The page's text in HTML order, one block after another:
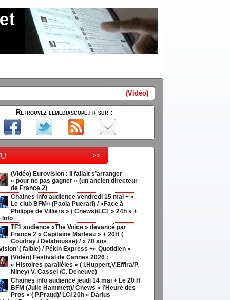
(Vidéo) Eurovision : Il fallait s'arranger "pour ne pas
Retrouvez lemediascope.fr sur :
>>
(Vidéo) Eurovision : Il fallait s’arranger
« pour ne pas gagner » (un ancien directeur
de France 2)
Chaines info audience vendredi 15 mai + «
Le club BFM» (Paola Puerari) / «Face à
Philippe de Villiers » ( Cnews)/LCI » 24h » +
Info
TF1 audience «The Voice » devancé par
France 2 « Capitaine Marleau » + 20H (
Coudray / Delahousse) / « 70 ans
( faible) / Pékin Express +« Quotidien »
(Vidéo) Festival de Cannes 2026 :
« Histoires parallèles » ( I.Huppert,V.Effira/P.
Niney/ V. Cassel /C. Deneuve)
Chaines info audience jeudi 14 mai + Le 20 H
BFM (Julie Hammett)/ Cnews « l’Heure des
Pros » ( P.Praud)/ LCI 20h « Darius